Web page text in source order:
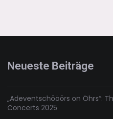
Neueste Beiträge
„Adeventschööörs on Öhrs“:
Concerts 2025